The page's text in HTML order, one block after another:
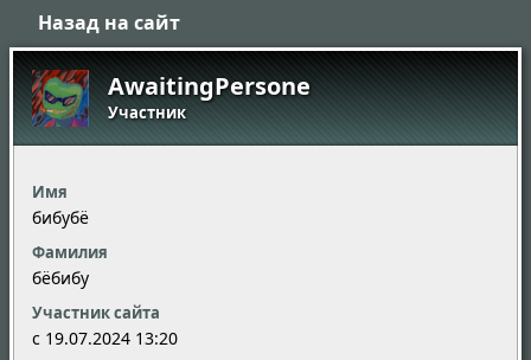
Назад на сайт
AwaitingPersone
Участник
Имя
бибубё
Фамилия
бёбибу
Участник сайта
c 19.07.2024 13:20